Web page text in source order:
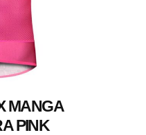
MANGA
PINK